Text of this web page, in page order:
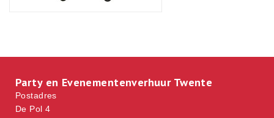
Party en Evenementenverhuur Twente
Postadres
De Pol 4